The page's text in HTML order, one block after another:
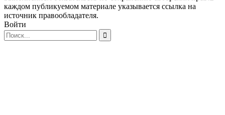
каждом публикуемом материале указывается ссылка на
источник правообладателя.
Войти